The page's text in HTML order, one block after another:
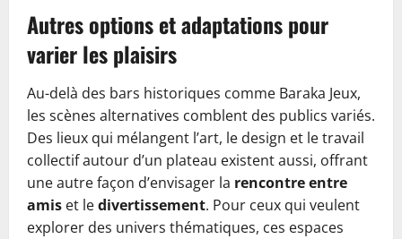
Autres options et adaptations pour
varier les plaisirs
Au-delà des bars historiques comme Baraka Jeux,
les scènes alternatives comblent des publics variés.
Des lieux qui mélangent l’art, le design et le travail
collectif autour d’un plateau existent aussi, offrant
une autre façon d’envisager la rencontre entre
amis et ledivertissement. Pour ceux qui veulent
explorer des univers thématiques, ces espaces